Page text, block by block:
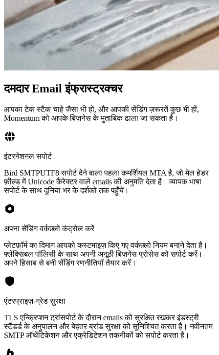
दमदार Email इंफ्रास्ट्रक्चर
आपका टेक स्टैक चाहे जैसा भी हो, और आपकी सेंडिंग ज़रूरतें कुछ भी हों,
Momentum को आपके बिज़नेस के मुताबिक ढाला जा सकता है।
इंटरनेशनल सपोर्ट
Bird SMTPUTF8 सपोर्ट देने वाला पहला कमर्शियल MTA है, जो मेल हेडर
फ़ील्ड में Unicode कैरेक्टर वाले emails की अनुमति देता है। व्यापक भाषा
सपोर्ट के साथ दुनिया भर के दर्शकों तक पहुँचें।
अपना सेंडिंग वर्कफ़्लो कंट्रोल करें
प्लेटफ़ॉर्म का दिमाग आपको कस्टमाइज़ किए गए वर्कफ़्लो नियम बनाने देता है।
फ़्लेक्सिबल पॉलिसी के साथ अपनी अनूठी बिज़नेस प्रोसेस को सपोर्ट करें।
अपने हिसाब से बनी सेंडिंग रणनीतियाँ तैयार करें।
एंटरप्राइज़-ग्रेड सुरक्षा
TLS एन्क्रिप्शन ट्रांसपोर्ट के दौरान emails को सुरक्षित रखकर इंडस्ट्री
स्टैंडर्ड के अनुपालन और बेहतर ब्रांड सुरक्षा को सुनिश्चित करता है। नवीनतम
SMTP ऑथेंटिकेशन और एक्रेडिटेशन तकनीकों को सपोर्ट करता है।